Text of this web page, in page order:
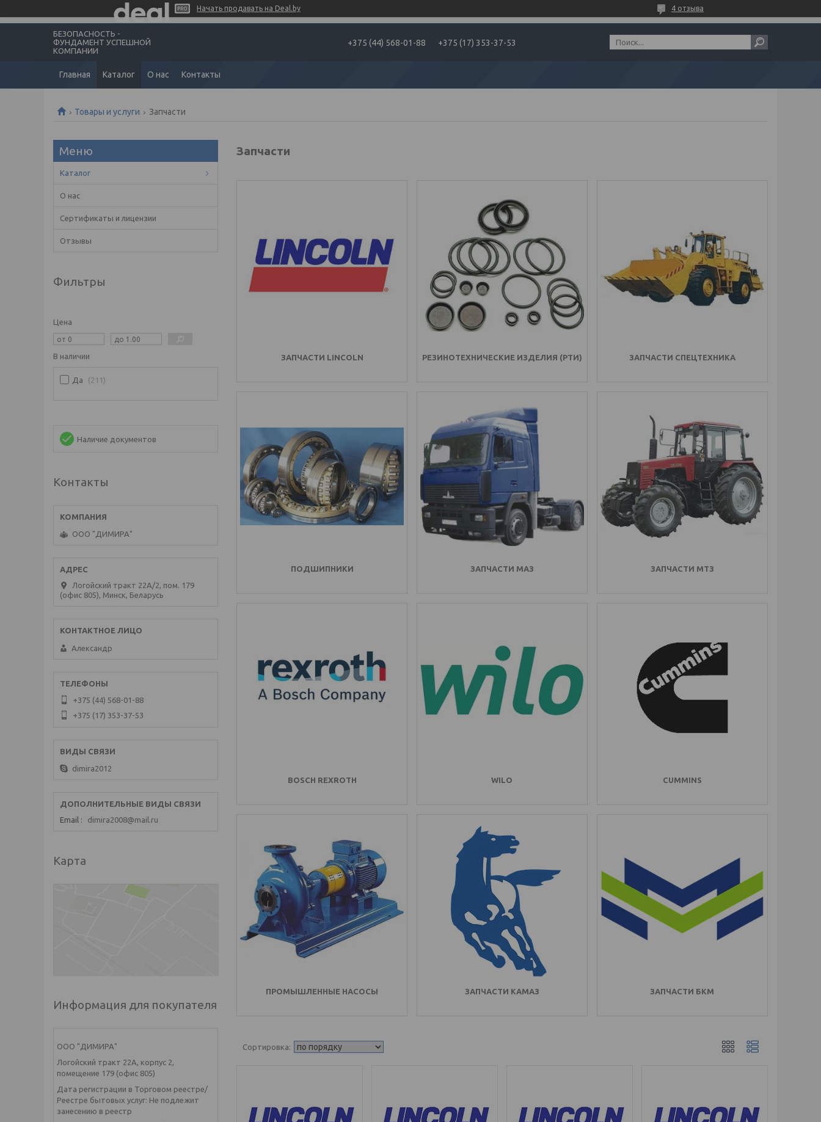
Начать продавать на Deal.by 4 отзыва
БЕЗОПАСНОСТЬ -
ФУНДАМЕНТ УСПЕШНОЙ
КОМПАНИИ
+375 (44) 568-01-88 +375 (17) 353-37-53
Главная Каталог О нас Контакты
Товары и услуги Запчасти
Запчасти
ЗАПЧАСТИ LINCOLN РЕЗИНОТЕХНИЧЕСКИЕ ИЗДЕЛИЯ (РТИ) ЗАПЧАСТИ СПЕЦТЕХНИКА
ПОДШИПНИКИ ЗАПЧАСТИ МАЗ ЗАПЧАСТИ МТЗ
BOSCH REXROTH WILO CUMMINS
ПРОМЫШЛЕННЫЕ НАСОСЫ ЗАПЧАСТИ КАМАЗ ЗАПЧАСТИ БКМ
Каталог
О нас
Сертификаты и лицензии
Отзывы
Фильтры
Цена
В наличии
Да 211
Наличие документов
Контакты
ООО "ДИМИРА"
Логойский тракт 22А/2, пом. 179
(офис 805), Минск, Беларусь
Александр
+375 (44) 568-01-88
+375 (17) 353-37-53
dimira2012
Email dimira2008@mail.ru
Карта
Информация для покупателя
ООО "ДИМИРА"
Логойский тракт 22А, корпус 2,
помещение 179 (офис 805)
Дата регистрации в Торговом реестре/
Реестре бытовых услуг: Не подлежит
занесению в реестр